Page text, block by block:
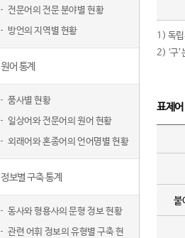
전문어의 전문 분야별 현황
방언의 지역별 현황
원어 통계
품사별 현황
일상어와 전문어의 원어 현황
외래어와 혼종어의 언어명별 현황
정보별 구축 통계
동사와 형용사의 문형 정보 현황
관련 어휘 정보의 유형별 구축 현
1) 독립
2) ‘구
표제
붙